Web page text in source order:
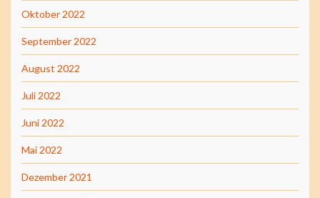
Oktober 2022
September 2022
August 2022
Juli 2022
Juni 2022
Mai 2022
Dezember 2021